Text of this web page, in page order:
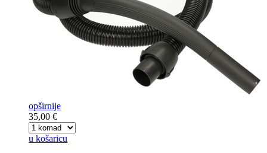
opširnije
35,00 €
u košaricu